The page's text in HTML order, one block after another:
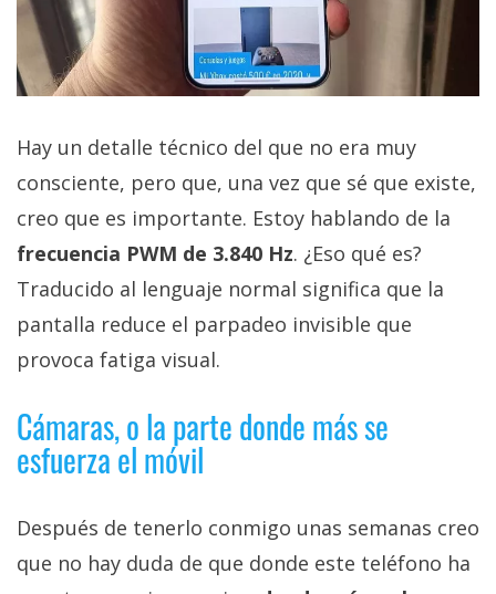
Hay un detalle técnico del que no era muy
consciente, pero que, una vez que sé que existe,
creo que es importante. Estoy hablando de la
frecuencia PWM de 3.840 Hz. ¿Eso qué es?
Traducido al lenguaje normal significa que la
pantalla reduce el parpadeo invisible que
provoca fatiga visual.
Cámaras, o la parte donde más se
esfuerza el móvil
Después de tenerlo conmigo unas semanas creo
que no hay duda de que donde este teléfono ha